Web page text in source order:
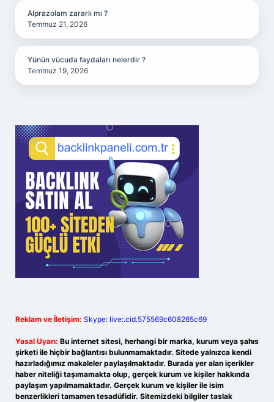
Alprazolam zararlı mı ?
Temmuz 21, 2026
Yünün vücuda faydaları nelerdir ?
Temmuz 19, 2026
Reklam ve İletişim: Skype: live:.cid.575569c608265c69
Yasal Uyarı: Bu internet sitesi, herhangi bir marka, kurum veya şahıs
şirketi ile hiçbir bağlantısı bulunmamaktadır. Sitede yalnızca kendi
hazırladığımız makaleler paylaşılmaktadır. Burada yer alan içerikler
haber niteliği taşımamakta olup, gerçek kurum ve kişiler hakkında
paylaşım yapılmamaktadır. Gerçek kurum ve kişiler ile isim
benzerlikleri tamamen tesadüfidir. Sitemizdeki bilgiler taslak